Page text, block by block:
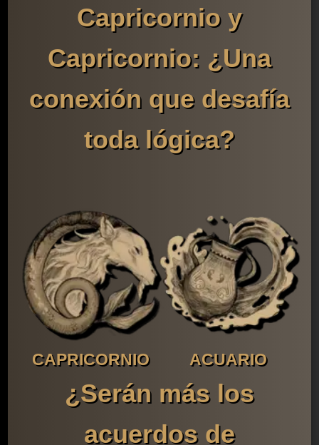
Capricornio y
Capricornio: ¿Una
conexión que desafía
toda lógica?
CAPRICORNIO ACUARIO
¿Serán más los
acuerdos de